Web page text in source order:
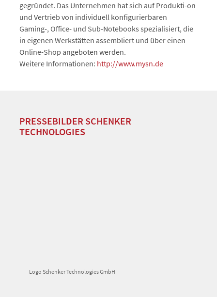
gegründet. Das Unternehmen hat sich auf Produkti-on
und Vertrieb von individuell konfigurierbaren
Gaming-, Office- und Sub-Notebooks spezialisiert, die
in eigenen Werkstätten assembliert und über einen
Online-Shop angeboten werden.
Weitere Informationen: http://www.mysn.de
PRESSEBILDER SCHENKER
TECHNOLOGIES
Logo Schenker Technologies GmbH